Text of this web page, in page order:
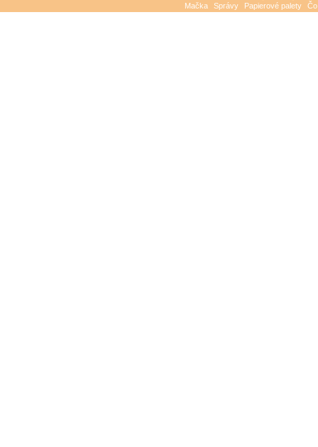
Mačka
Správy Papierové palety